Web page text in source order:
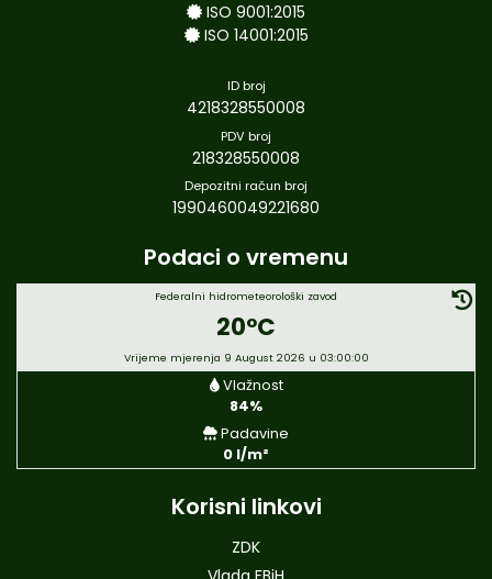
ISO 9001:2015
ISO 14001:2015
ID broj
4218328550008
PDV broj
218328550008
Depozitni račun broj
1990460049221680
Podaci o vremenu
Federalni hidrometeorološki zavod
20°C
Vrijeme mjerenja 9 August 2026 u 03:00:00
Vlažnost
84%
Padavine
0 l/m²
Korisni linkovi
ZDK